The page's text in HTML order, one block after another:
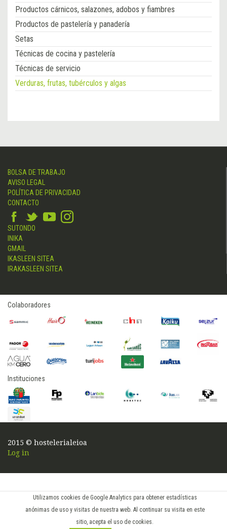
Utilizamos cookies de Google Analytics para obtener estadísticas
anónimas de uso y visitas de nuestra web. Al continuar su visita en este
sitio, acepta el uso de cookies.
Productos cárnicos, salazones, adobos y fiambres
Productos de pastelería y panadería
Setas
Técnicas de cocina y pastelería
Técnicas de servicio
Verduras, frutas, tubérculos y algas
BOLSA DE TRABAJO
AVISO LEGAL
POLÍTICA DE PRIVACIDAD
CONTACTO
SUTONDO
INIKA
GMAIL
IKASLEEN SITEA
IRAKASLEEN SITEA
Colaboradores
Instituciones
2015 © hostelerialeioa
Log in